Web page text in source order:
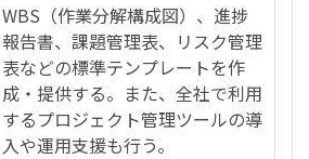
WBS（作業分解構成図）、進捗
報告書、課題管理表、リスク管理
表などの標準テンプレートを作
成・提供する。また、全社で利用
するプロジェクト管理ツールの導
入や運用支援も行う。